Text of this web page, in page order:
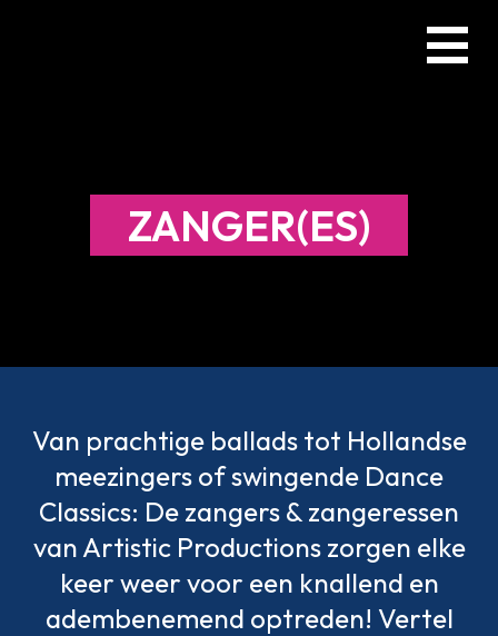
Menu
ZANGER(ES)
Van prachtige ballads tot Hollandse
meezingers of swingende Dance
Classics: De zangers & zangeressen
van Artistic Productions zorgen elke
keer weer voor een knallend en
adembenemend optreden! Vertel